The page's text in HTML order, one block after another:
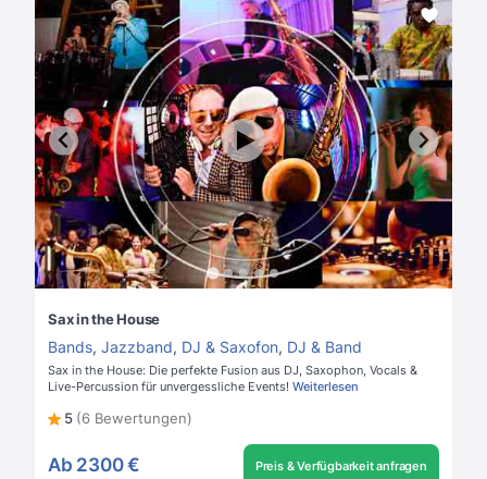
Sax in the House
Bands, Jazzband, DJ & Saxofon, DJ & Band
Sax in the House: Die perfekte Fusion aus DJ, Saxophon, Vocals &
Live-Percussion für unvergessliche Events! Weiterlesen
5 (6 Bewertungen)
Ab 2300 € Preis & Verfügbarkeit anfragen